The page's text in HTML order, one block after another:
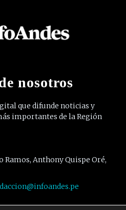
nosotros
que difunde noticias y
importantes de la Región
Ramos, Anthony Quispe Oré,